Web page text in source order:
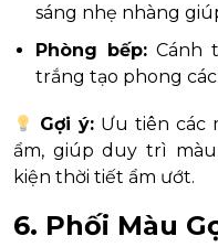
sáng nhẹ nhàng
Phòng bếp:Cánh
trắng tạo phong
Gợi ý: Ưu tiên các
ẩm, giúp duy trì
kiện thời tiết ẩm ướt.
6. Phối Màu